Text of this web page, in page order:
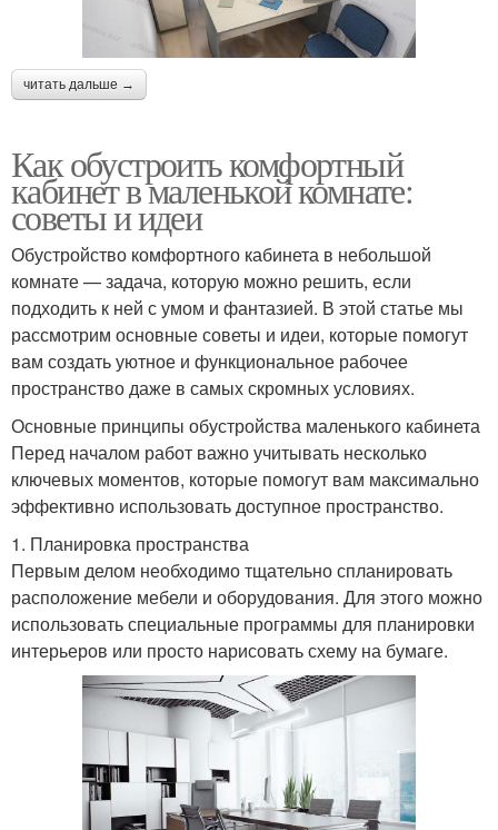
читать дальше →
Как обустроить комфортный
кабинет в маленькой комнате:
советы и идеи
Обустройство комфортного кабинета в небольшой
комнате — задача, которую можно решить, если
подходить к ней с умом и фантазией. В этой статье мы
рассмотрим основные советы и идеи, которые помогут
вам создать уютное и функциональное рабочее
пространство даже в самых скромных условиях.
Основные принципы обустройства маленького кабинета
Перед началом работ важно учитывать несколько
ключевых моментов, которые помогут вам максимально
эффективно использовать доступное пространство.
1. Планировка пространства
Первым делом необходимо тщательно спланировать
расположение мебели и оборудования. Для этого можно
использовать специальные программы для планировки
интерьеров или просто нарисовать схему на бумаге.